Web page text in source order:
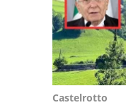
Castelrotto